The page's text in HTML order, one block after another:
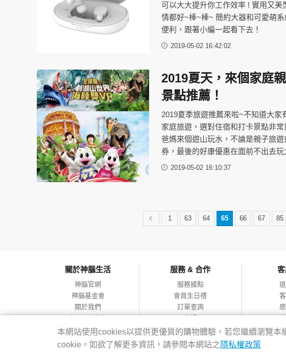
可以大大提升你工作效率 ! 實用又
情都好~棒~棒~ 簡約大器和可愛萌
便利，跟著小編一起看下去！
2019-05-02 16:42:02
2019夏天，來個家庭
景點推薦！
2019夏季旅遊推薦來啦~不知道大
家庭旅遊，選對住宿和打卡景點非
爸媽來個遊山玩水，不論是親子旅
券，最後的好康優惠在面前不出去玩
2019-05-02 16:10:37
1 63 64 65 66 67 85
關於神腦生活
神腦官網
神腦基金會
關於我們
隱私權政策
網站導覽
服務 & 合作
服務據點
會員生日禮
訂單查詢
本網站使用cookies以提供更優質的購物體驗，若您繼續瀏覽本
cookie。如欲了解更多資訊，請參閱本網站之 隱私權政策